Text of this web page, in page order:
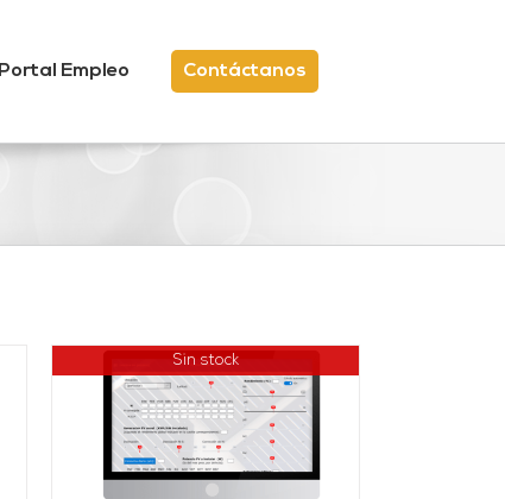
Portal Empleo Contáctanos
Sin stock